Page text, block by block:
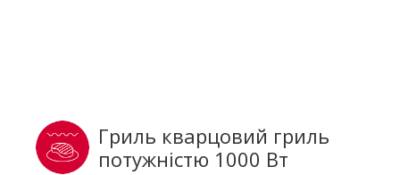
Гриль кварцовий гриль
потужністю 1000 Вт